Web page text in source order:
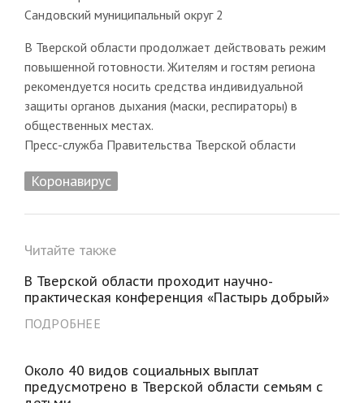
Сандовский муниципальный округ 2
В Тверской области продолжает действовать режим
повышенной готовности. Жителям и гостям региона
рекомендуется носить средства индивидуальной
защиты органов дыхания (маски, респираторы) в
общественных местах.
Пресс-служба Правительства Тверской области
Коронавирус
Читайте также
В Тверской области проходит научно-
практическая конференция «Пастырь добрый»
ПОДРОБНЕЕ
Около 40 видов социальных выплат
предусмотрено в Тверской области семьям с